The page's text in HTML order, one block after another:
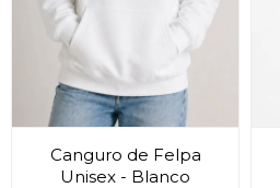
Canguro de Felpa
Unisex - Blanco